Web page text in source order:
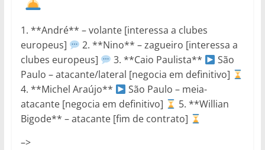
1. **André** – volante [interessa a clubes
europeus]
2. **Nino** – zagueiro [interessa a
clubes europeus]
3. **Caio Paulista**
São
Paulo – atacante/lateral [negocia em definitivo]
4. **Michel Araújo**
São Paulo – meia-
atacante [negocia em definitivo]
5. **Willian
Bigode** – atacante [fim de contrato]
–>